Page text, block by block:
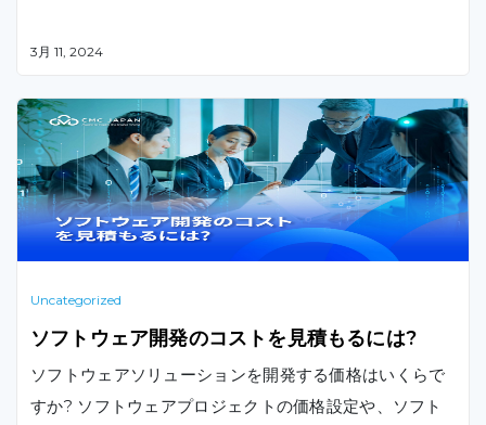
3月 11, 2024
Uncategorized
ソフトウェア開発のコストを見積もるには?
ソフトウェアソリューションを開発する価格はいくらで
すか? ソフトウェアプロジェクトの価格設定や、ソフト